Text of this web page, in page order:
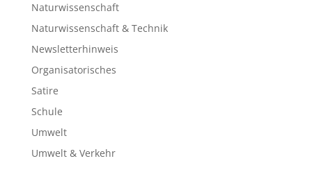
Naturwissenschaft
Naturwissenschaft & Technik
Newsletterhinweis
Organisatorisches
Satire
Schule
Umwelt
Umwelt & Verkehr